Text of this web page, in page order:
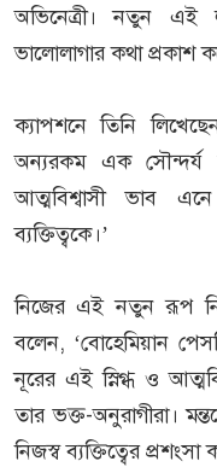
অভিনেত্রী। নতুন
ভালোলাগার কথা প্রকাশ
ক্যাপশনে তিনি
অন্যরকম এক
আত্মবিশ্বাসী ভাব
ব্যক্তিত্বকে।’
নিজের এই নতুন রূপ
বলেন, ‘বোহেমিয়ান
নূরের এই স্নিগ্ধ ও
তার ভক্ত-অনুরাগীরা।
নিজস্ব ব্যক্তিত্বের প্রশংসা